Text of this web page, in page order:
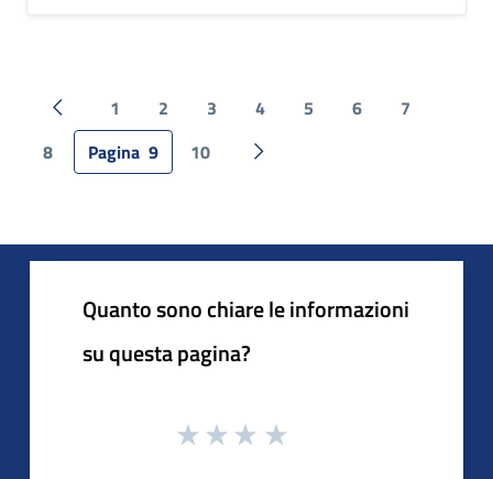
Pagina precedente
1 2 3 4 5 6
7
8
Pagina 9 10 Pagina successiva
Quanto sono chiare le informazioni
su questa pagina?